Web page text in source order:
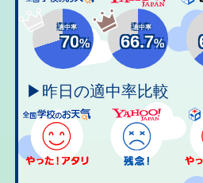
適中率
70%
適中率
66.7%
▶昨日の適中率比較